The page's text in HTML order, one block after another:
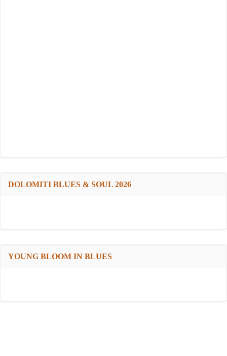
DOLOMITI BLUES & SOUL 2026
YOUNG BLOOM IN BLUES